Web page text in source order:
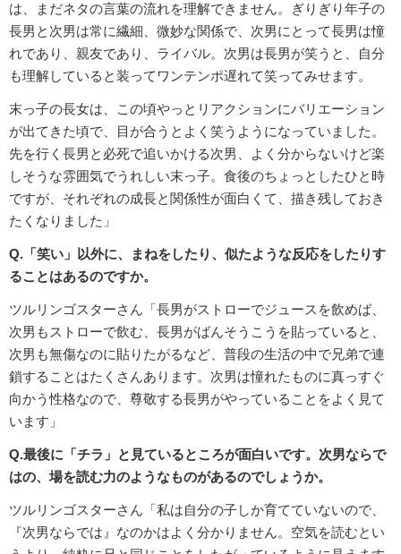
は、まだネタの言葉の流れを理解できません。ぎりぎり年子の
長男と次男は常に繊細、微妙な関係で、次男にとって長男は憧
れであり、親友であり、ライバル。次男は長男が笑うと、自分
も理解していると装ってワンテンポ遅れて笑ってみせます。
末っ子の長女は、この頃やっとリアクションにバリエーション
が出てきた頃で、目が合うとよく笑うようになっていました。
先を行く長男と必死で追いかける次男、よく分からないけど楽
しそうな雰囲気でうれしい末っ子。食後のちょっとしたひと時
ですが、それぞれの成長と関係性が面白くて、描き残しておき
たくなりました」
Q.「笑い」以外に、まねをしたり、似たような反応をしたりす
ることはあるのですか。
ツルリンゴスターさん「長男がストローでジュースを飲めば、
次男もストローで飲む、長男がばんそうこうを貼っていると、
次男も無傷なのに貼りたがるなど、普段の生活の中で兄弟で連
鎖することはたくさんあります。次男は憧れたものに真っすぐ
向かう性格なので、尊敬する長男がやっていることをよく見て
います」
Q.最後に「チラ」と見ているところが面白いです。次男ならで
はの、場を読む力のようなものがあるのでしょうか。
ツルリンゴスターさん「私は自分の子しか育てていないので、
『次男ならでは』なのかはよく分かりません。空気を読むとい